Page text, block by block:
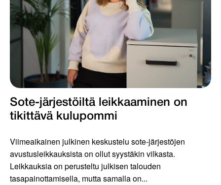
Sote-järjestöiltä leikkaaminen on
tikittävä kulupommi
Viimeaikainen julkinen keskustelu sote-järjestöjen
avustusleikkauksista on ollut syystäkin vilkasta.
Leikkauksia on perusteltu julkisen talouden
tasapainottamisella, mutta samalla on...